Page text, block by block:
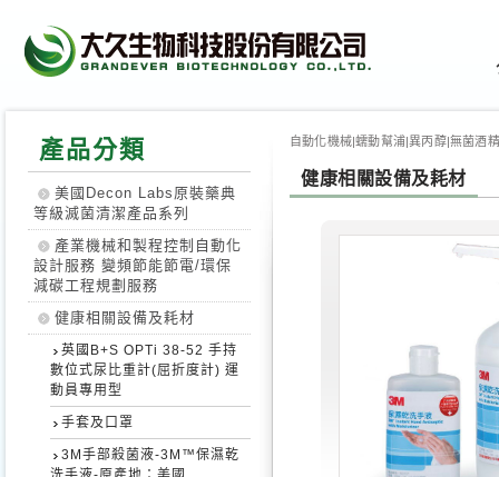
產品分類
美國Decon Labs原裝藥典
等級滅菌清潔產品系列
產業機械和製程控制自動化
設計服務 變頻節能節電/環保
減碳工程規劃服務
健康相關設備及耗材
英國B+S OPTi 38-52 手持
數位式尿比重計(屈折度計) 運
動員專用型
手套及口罩
3M手部殺菌液-3M™保濕乾
自動化機械|蠕動幫浦|異丙醇|無菌酒
健康相關設備及耗材